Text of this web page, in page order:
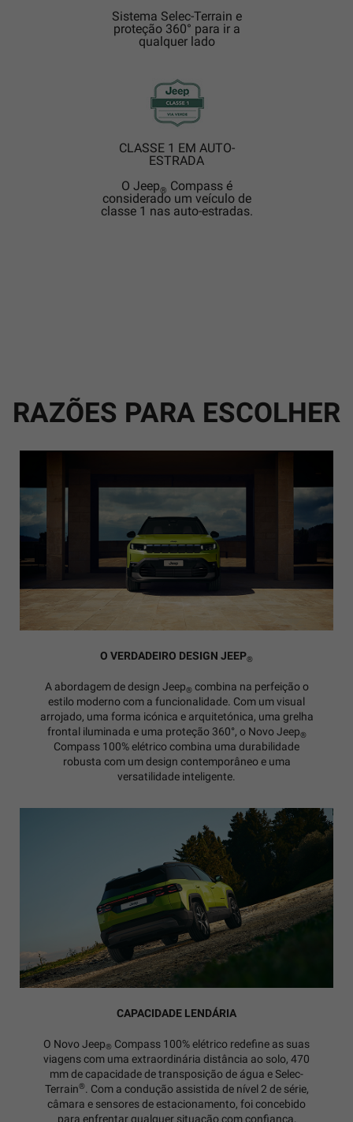
Sistema Selec-Terrain e
proteção 360° para ir a
qualquer lado
CLASSE 1 EM AUTO-
ESTRADA
O Jeep® Compass é
considerado um veículo de
classe 1 nas auto-estradas.
RAZÕES PARA ESCOLHER
O VERDADEIRO DESIGN JEEP®
A abordagem de design Jeep® combina na perfeição o
estilo moderno com a funcionalidade. Com um visual
arrojado, uma forma icónica e arquitetónica, uma grelha
frontal iluminada e uma proteção 360°, o Novo Jeep®
Compass 100% elétrico combina uma durabilidade
robusta com um design contemporâneo e uma
versatilidade inteligente.
CAPACIDADE LENDÁRIA
O Novo Jeep® Compass 100% elétrico redefine as suas
viagens com uma extraordinária distância ao solo, 470
mm de capacidade de transposição de água e Selec-
Terrain®. Com a condução assistida de nível 2 de série,
câmara e sensores de estacionamento, foi concebido
para enfrentar qualquer situação com confiança,